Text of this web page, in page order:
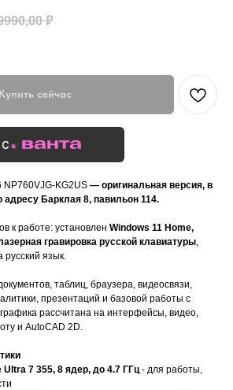
₽
Купить сейчас
NP760VJG-KG2US — оригинальная версия, в
адресу Барклая 8, павильон 114.
к работе: установлен Windows 11 Home,
гравировка русской клавиатуры,
русский язык.
таблиц, браузера, видеосвязи,
презентаций и базовой работы с
рассчитана на интерфейсы, видео,
и AutoCAD 2D.
7 355, 8 ядер, до 4.7 ГГц- для работы,